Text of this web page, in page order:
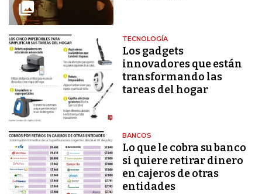
TECNOLOGÍA
Los gadgets
innovadores que están
transformando las
tareas del hogar
BANCOS
Lo que le cobra su banco
si quiere retirar dinero
en cajeros de otras
entidades